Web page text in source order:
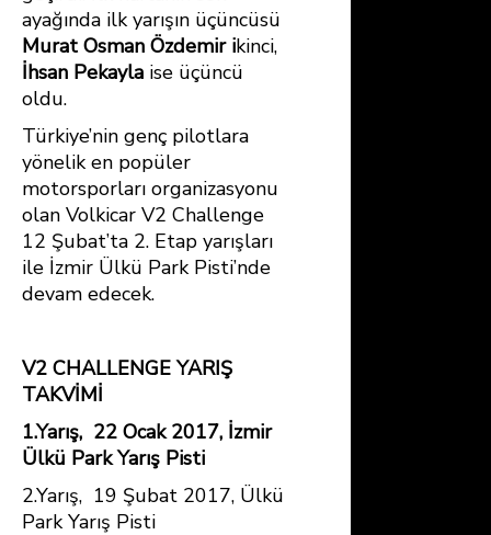
ayağında ilk yarışın üçüncüsü
Murat Osman Özdemir ikinci,
İhsan Pekayla ise üçüncü
oldu.
Türkiye’nin genç pilotlara
yönelik en popüler
motorsporları organizasyonu
olan Volkicar V2 Challenge
12 Şubat’ta 2. Etap yarışları
ile İzmir Ülkü Park Pisti’nde
devam edecek.
V2 CHALLENGE YARIŞ
TAKVİMİ
1.Yarış, 22 Ocak 2017, İzmir
Ülkü Park Yarış Pisti
2.Yarış, 19 Şubat 2017, Ülkü
Park Yarış Pisti